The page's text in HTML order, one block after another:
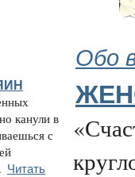
Обо
канули в
с
Читать